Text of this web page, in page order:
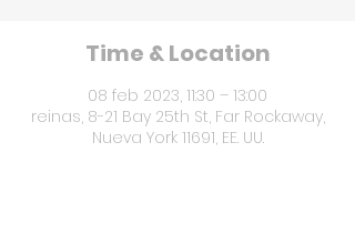
Time & Location
08 feb 2023, 11:30 – 13:00
reinas, 8-21 Bay 25th St, Far Rockaway,
Nueva York 11691, EE. UU.